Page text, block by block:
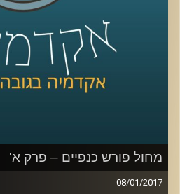
על הסרטים הכיפים
AudioVersity
מחול פורש כנפיים – פרק א'
08/01/2017